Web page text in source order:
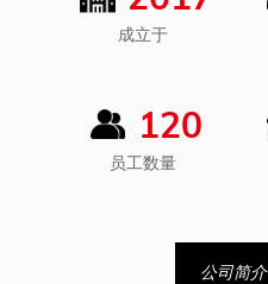
成立于
120
员工数量
公司简介